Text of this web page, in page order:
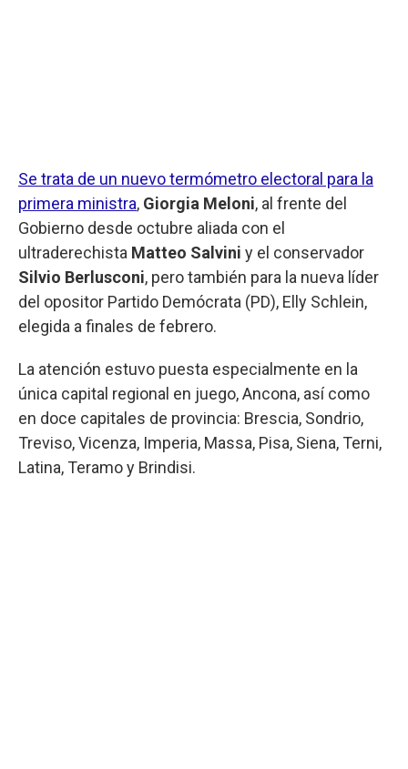
Se trata de un nuevo termómetro electoral para la
primera ministra, Giorgia Meloni, al frente del
Gobierno desde octubre aliada con el
ultraderechista Matteo Salvini y el conservador
Silvio Berlusconi, pero también para la nueva líder
del opositor Partido Demócrata (PD), Elly Schlein,
elegida a finales de febrero.
La atención estuvo puesta especialmente en la
única capital regional en juego, Ancona, así como
en doce capitales de provincia: Brescia, Sondrio,
Treviso, Vicenza, Imperia, Massa, Pisa, Siena, Terni,
Latina, Teramo y Brindisi.